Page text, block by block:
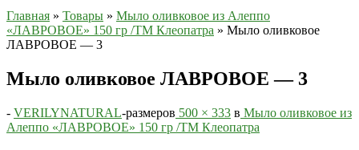
Главная » Товары » Мыло оливковое из Алеппо
«ЛАВРОВОЕ» 150 гр /ТМ Клеопатра » Мыло оливковое
ЛАВРОВОЕ — 3
Мыло оливковое ЛАВРОВОЕ — 3
- VERILYNATURAL-размеров 500 × 333 в Мыло оливковое из
Алеппо «ЛАВРОВОЕ» 150 гр /ТМ Клеопатра